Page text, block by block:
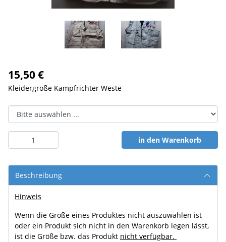
15,50 €
Kleidergröße Kampfrichter Weste
in den Warenkorb
Beschreibung
Hinweis
Wenn die Größe eines Produktes nicht auszuwählen ist
oder ein Produkt sich nicht in den Warenkorb legen lässt,
ist die Größe bzw. das Produkt nicht verfügbar.